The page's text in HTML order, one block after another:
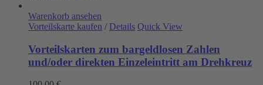
Warenkorb ansehen
Vorteilskarte kaufen / Details Quick View
Vorteilskarten zum bargeldlosen Zahlen
und/oder direkten Einzeleintritt am Drehkreuz